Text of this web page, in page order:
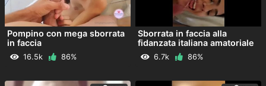
Pompino con mega sborrata
in faccia
16.5k 86%
Sborrata in faccia alla
fidanzata italiana amatoriale
6.7k 86%